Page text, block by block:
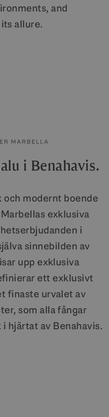
and
allure.
MARBELLA
i Benahavis.
och modernt boende
exklusiva
i
sinnebilden av
upp exklusiva
ett exklusivt
finaste urvalet av
som alla fångar
hjärtat av Benahavis.